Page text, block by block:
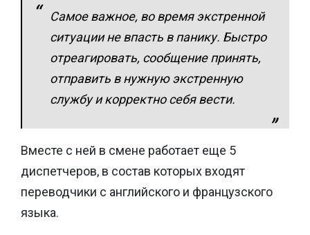
Самое важное, во время экстренной
ситуации не впасть в панику. Быстро
отреагировать, сообщение принять,
отправить в нужную экстренную
службу и корректно себя вести.
Вместе с ней в смене работает еще 5
диспетчеров, в состав которых входят
переводчики с английского и французского
языка.